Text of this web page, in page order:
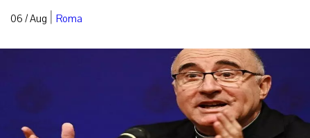
06 / Aug | Roma